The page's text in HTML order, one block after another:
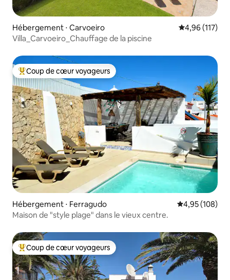
Hébergement ⋅ Carvoeiro Évaluation
4,96 (117)
Villa_Carvoeiro_Chauffage de la piscine
Coups de cœur voyageurs les plus appréciés
Coup de cœur voyageurs
Hébergement ⋅ Ferragudo Évaluation
4,95 (108)
Maison de "style plage" dans le vieux centre.
Coups de cœur voyageurs les plus appréciés
Coup de cœur voyageurs